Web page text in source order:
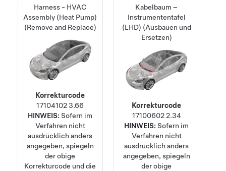
Harness - HVAC
Assembly (Heat Pump)
(Remove and Replace)
Korrekturcode
17104102 3.66
HINWEIS:Sofern im
Verfahren nicht
ausdrücklich anders
angegeben, spiegeln
der obige
Korrekturcode und die
Kabelbaum –
Instrumententafel
(LHD) (Ausbauen und
Ersetzen)
Korrekturcode
17100602 2.34
HINWEIS:Sofern im
Verfahren nicht
ausdrücklich anders
angegeben, spiegeln
der obige